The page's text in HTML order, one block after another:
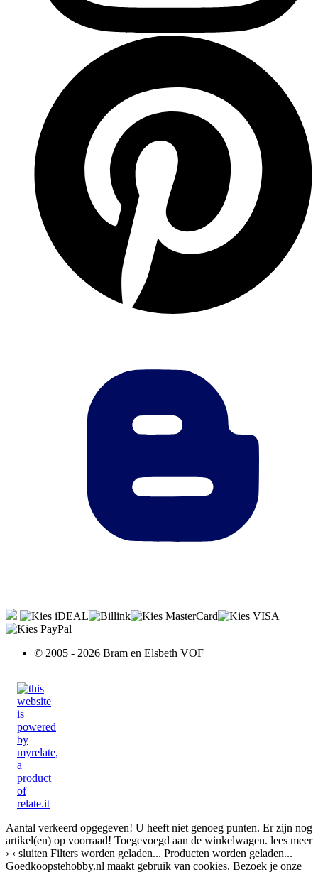
© 2005 - 2026 Bram en Elsbeth VOF
Aantal verkeerd opgegeven! U heeft niet genoeg punten. Er zijn nog
artikel(en) op voorraad! Toegevoegd aan de winkelwagen. lees meer
› ‹ sluiten Filters worden geladen... Producten worden geladen...
Goedkoopstehobby.nl maakt gebruik van cookies. Bezoek je onze